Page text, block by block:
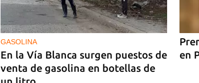
GASOLINA
En la Vía Blanca surgen puestos de
venta de gasolina en botellas de
en